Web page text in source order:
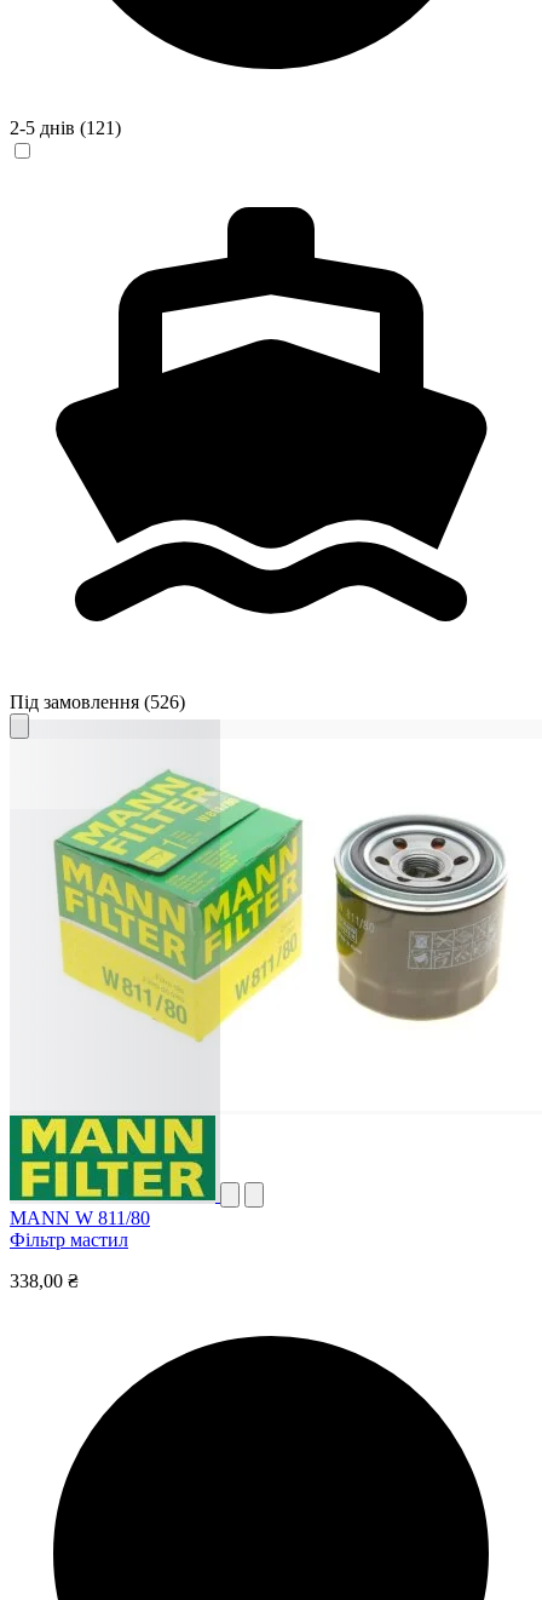
2-5 днів (121)
Під замовлення (526)
MANN W 811/80
Фільтр мастил
338,00 ₴